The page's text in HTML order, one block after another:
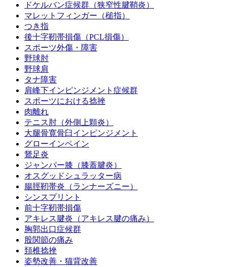
ドケルバン症候群（狭窄性腱鞘炎）
マレットフィンガー（槌指）
つき指
後十字靭帯損傷（PCL損傷）
スポーツ外傷・障害
野球肘
野球肩
タナ障害
肩峰下インピンジメント症候群
スポーツにおける捻挫
肉離れ
テニス肘（外側上顆炎）
大腿骨寛骨臼インピンジメント
グローインペイン
鵞足炎
ジャンパー膝（膝蓋腱炎）
オスグッドシュラッター病
腸脛靭帯炎（ランナーズニー）
シンスプリント
前十字靭帯損傷
アキレス腱炎（アキレス腱の痛み）
胸郭出口症候群
股関節の痛み
頚椎捻挫
姿勢改善・猫背改善